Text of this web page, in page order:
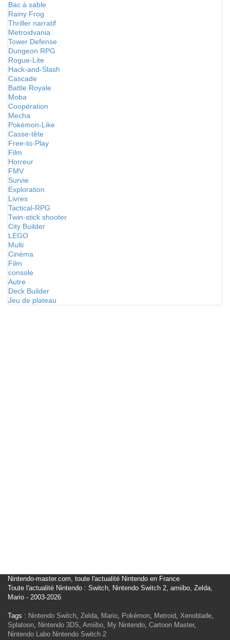
Bac à sable
Rainy Frog
Thriller narratif
Metroidvania
Tower Defense
Dungeon RPG
Rogue-Lite
Hack-and-Slash
Cascade
Battle Royale
Moba
Coopération
Mecha
Pokémon-Like
Casse-tête
Free-to-Play
Film
Horreur
FMV
Survie
Exploration
Livres
Tactical-RPG
Twin-stick shooter
City Builder
LEGO
Multi
Cinéma
Film
console
Autre
Deck Builder
Jeu de plateau
Nintendo-master.com, toute l'actualité Nintendo en France
Toute l'actualité Nintendo : Switch, Nintendo Switch 2, amiibo, Zelda,
Mario - 2003-2026
Tags : Nintendo Switch, Zelda, Mario, Pokémon, Metroid, Xenoblade,
Splatoon, Nintendo 3DS, Amiibo, My Nintendo, Cartoon Master,
Nintendo Labo Nintendo Switch 2